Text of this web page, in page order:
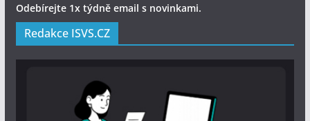
Odebírejte 1x týdně email s novinkami.
Redakce ISVS.CZ